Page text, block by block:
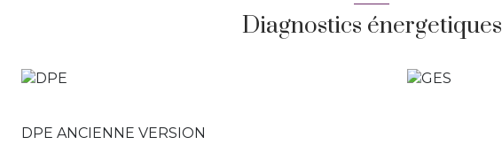
Diagnostics énergetiques
DPE ANCIENNE VERSION